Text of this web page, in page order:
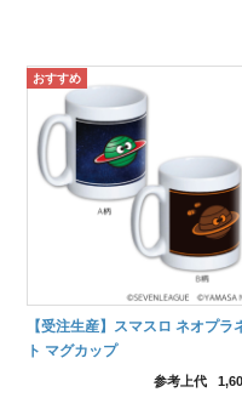
【受注生産】スマスロ ネオプラ
ト マグカップ
参考上代